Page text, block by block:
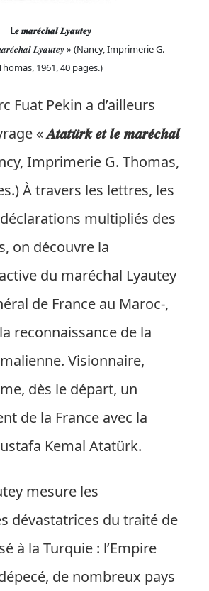
L𝒆 𝒎𝒂𝒓𝒆́𝒄𝒉𝒂𝒍 𝑳𝒚𝒂𝒖𝒕𝒆𝒚
𝑳𝒚𝒂𝒖𝒕𝒆𝒚 » (Nancy, Imprimerie G.
1961, 40 pages.)
Fuat Pekin a d’ailleurs
«𝑨𝒕𝒂𝒕𝒖̈𝒓𝒌 𝒆𝒕 𝒍𝒆 𝒎𝒂𝒓𝒆́𝒄𝒉𝒂𝒍
Imprimerie G. Thomas,
À travers les lettres, les
multipliés des
on découvre la
du maréchal Lyautey
de France au Maroc-,
reconnaissance de la
Visionnaire,
dès le départ, un
de la France avec la
Kemal Atatürk.
mesure les
dévastatrices du traité de
à la Turquie : l’Empire
de nombreux pays